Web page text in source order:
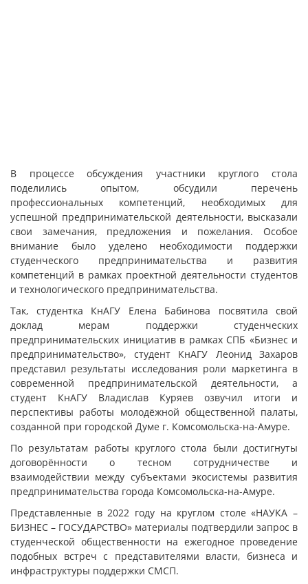
В процессе обсуждения участники круглого стола
поделились опытом, обсудили перечень
профессиональных компетенций, необходимых для
успешной предпринимательской деятельности, высказали
свои замечания, предложения и пожелания. Особое
внимание было уделено необходимости поддержки
студенческого предпринимательства и развития
компетенций в рамках проектной деятельности студентов
и технологического предпринимательства.
Так, студентка КнАГУ Елена Бабинова посвятила свой
доклад мерам поддержки студенческих
предпринимательских инициатив в рамках СПБ «Бизнес и
предпринимательство», студент КнАГУ Леонид Захаров
представил результаты исследования роли маркетинга в
современной предпринимательской деятельности, а
студент КнАГУ Владислав Куряев озвучил итоги и
перспективы работы молодёжной общественной палаты,
созданной при городской Думе г. Комсомольска-на-Амуре.
По результатам работы круглого стола были достигнуты
договорённости о тесном сотрудничестве и
взаимодействии между субъектами экосистемы развития
предпринимательства города Комсомольска-на-Амуре.
Представленные в 2022 году на круглом столе «НАУКА –
БИЗНЕС – ГОСУДАРСТВО» материалы подтвердили запрос в
студенческой общественности на ежегодное проведение
подобных встреч с представителями власти, бизнеса и
инфраструктуры поддержки СМСП.